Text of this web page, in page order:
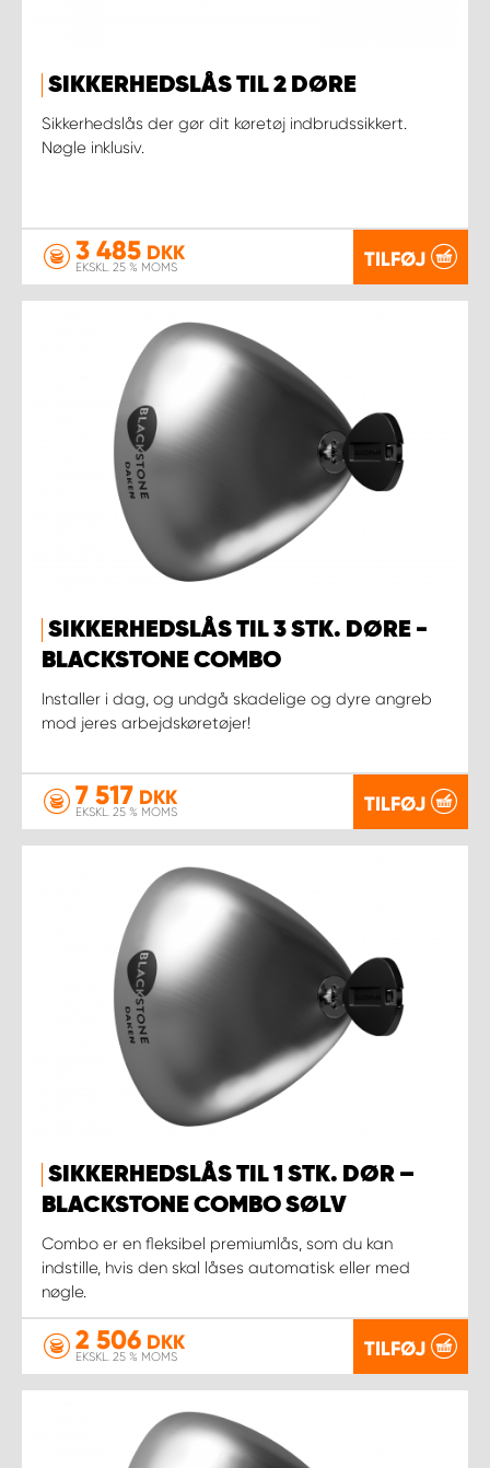
SIKKERHEDSLÅS TIL 2 DØRE
Sikkerhedslås der gør dit køretøj indbrudssikkert.
Nøgle inklusiv.
3 485 DKK
EKSKL. 25 % MOMS TILFØJ
SIKKERHEDSLÅS TIL 3 STK. DØRE -
BLACKSTONE COMBO
Installer i dag, og undgå skadelige og dyre angreb
mod jeres arbejdskøretøjer!
7 517 DKK
EKSKL. 25 % MOMS TILFØJ
SIKKERHEDSLÅS TIL 1 STK. DØR –
BLACKSTONE COMBO SØLV
Combo er en fleksibel premiumlås, som du kan
indstille, hvis den skal låses automatisk eller med
nøgle.
2 506 DKK
EKSKL. 25 % MOMS TILFØJ